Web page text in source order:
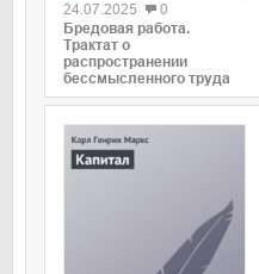
24.07.2025
0
Бредовая работа.
Трактат о
распространении
бессмысленного труда